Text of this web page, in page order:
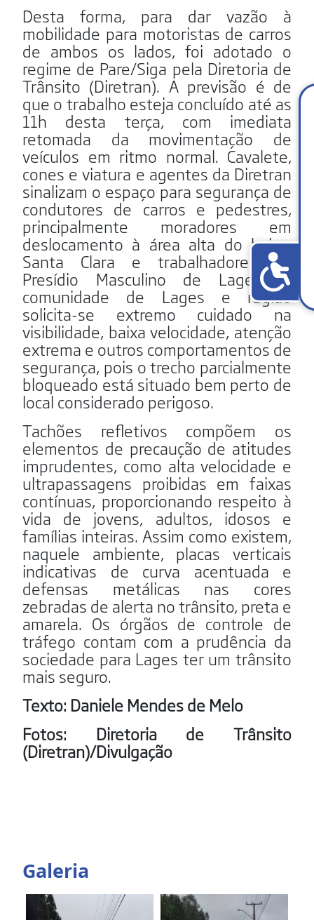
Desta forma, para dar vazão à
mobilidade para motoristas de carros
de ambos os lados, foi adotado o
regime de Pare/Siga pela Diretoria de
Trânsito (Diretran). A previsão é de
que o trabalho esteja concluído até as
11h desta terça, com imediata
retomada da movimentação de
veículos em ritmo normal. Cavalete,
cones e viatura e agentes da Diretran
sinalizam o espaço para segurança de
condutores de carros e pedestres,
principalmente moradores em
deslocamento à área alta do bairro
Santa Clara e trabalhadores do
Presídio Masculino de Lages. À
comunidade de Lages e região
solicita-se extremo cuidado na
visibilidade, baixa velocidade, atenção
extrema e outros comportamentos de
segurança, pois o trecho parcialmente
bloqueado está situado bem perto de
local considerado perigoso.
Tachões refletivos compõem os
elementos de precaução de atitudes
imprudentes, como alta velocidade e
ultrapassagens proibidas em faixas
contínuas, proporcionando respeito à
vida de jovens, adultos, idosos e
famílias inteiras. Assim como existem,
naquele ambiente, placas verticais
indicativas de curva acentuada e
defensas metálicas nas cores
zebradas de alerta no trânsito, preta e
amarela. Os órgãos de controle de
tráfego contam com a prudência da
sociedade para Lages ter um trânsito
mais seguro.
Texto: Daniele Mendes de Melo
Fotos: Diretoria de Trânsito
(Diretran)/Divulgação
Galeria